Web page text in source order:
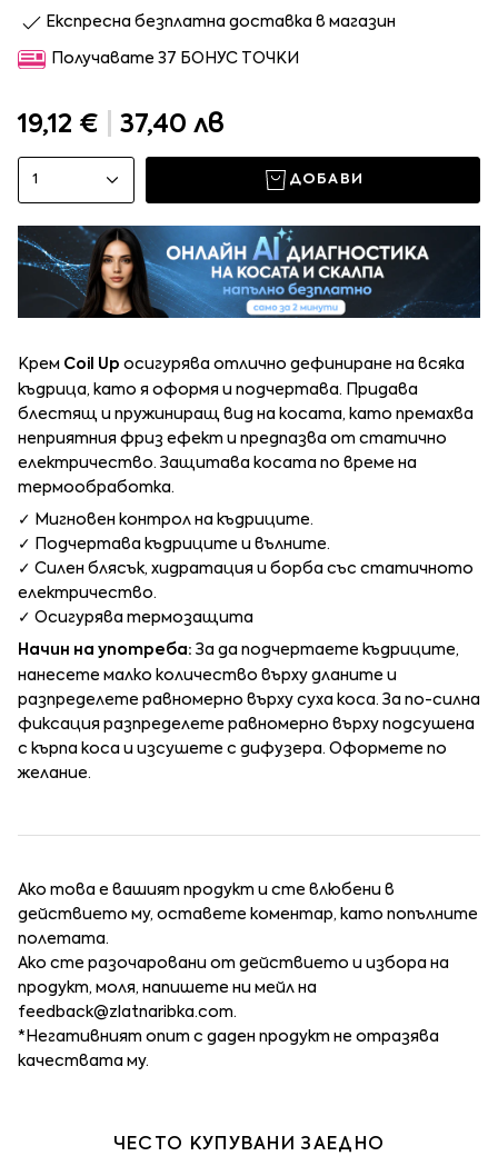
Експресна безплатна доставка в магазин
Получавате 37 БОНУС ТОЧКИ
19,12 € 37,40 лв
1 ДОБАВИ
Крем Coil Up осигурява отлично дефиниране на всяка
къдрица, като я оформя и подчертава. Придава
блестящ и пружиниращ вид на косата, като премахва
неприятния фриз ефект и предпазва от статично
електричество. Защитава косата по време на
термообработка.
✓ Мигновен контрол на къдриците.
✓ Подчертава къдриците и вълните.
✓ Силен блясък, хидратация и борба със статичното
електричество.
✓ Осигурява термозащита
Начин на употреба: За да подчертаете къдриците,
нанесете малко количество върху дланите и
разпределете равномерно върху суха коса. За по-силна
фиксация разпределете равномерно върху подсушена
с кърпа коса и изсушете с дифузера. Оформете по
желание.
Ако това е вашият продукт и сте влюбени в
действието му, оставете коментар, като попълните
полетата.
Ако сте разочаровани от действието и избора на
продукт, моля, напишете ни мейл на
feedback@zlatnaribka.com.
*Негативният опит с даден продукт не отразява
качествата му.
ЧЕСТО КУПУВАНИ ЗАЕДНО